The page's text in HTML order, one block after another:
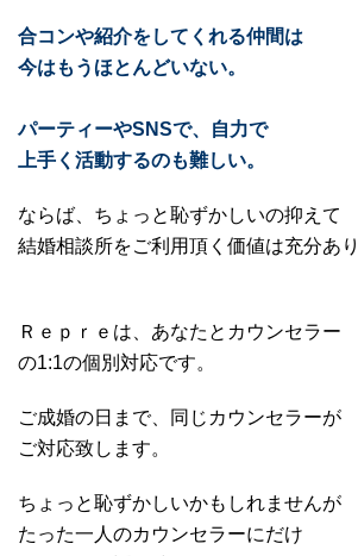
合コンや紹介をしてくれる仲間は
今はもうほとんどいない。
パーティーやSNSで、自力で
上手く活動するのも難しい。
ならば、ちょっと恥ずかしいの抑えて
結婚相談所をご利用頂く価値は充分あり
Ｒｅｐｒｅは、あなたとカウンセラー
の1:1の個別対応です。
ご成婚の日まで、同じカウンセラーが
ご対応致します。
ちょっと恥ずかしいかもしれませんが
たった一人のカウンセラーにだけ